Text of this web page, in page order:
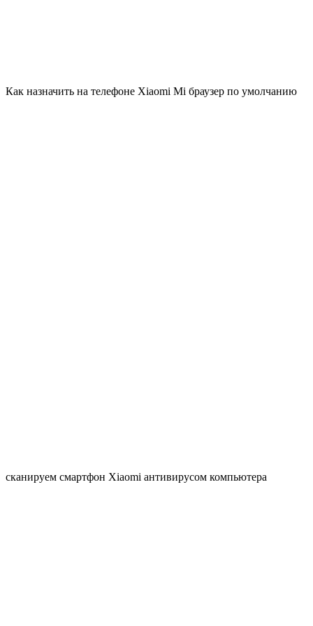
Как назначить на телефоне Xiaomi Mi браузер по умолчанию
сканируем смартфон Xiaomi антивирусом компьютера